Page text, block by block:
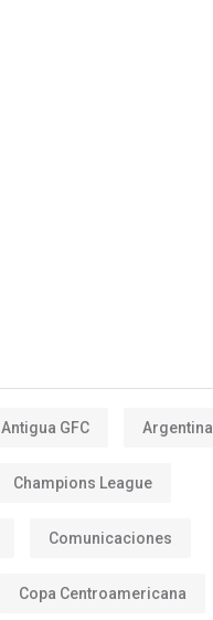
Antigua GFC Argentina
Champions League
Comunicaciones
Copa Centroamericana